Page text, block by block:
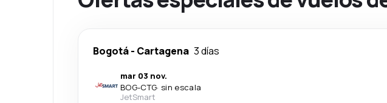
Bogotá- Cartagena 3 días
mar 03 nov.
BOG-CTG· sin escala
JetSmart